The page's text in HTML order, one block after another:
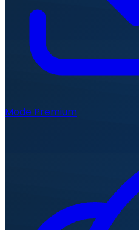
Mode Premium